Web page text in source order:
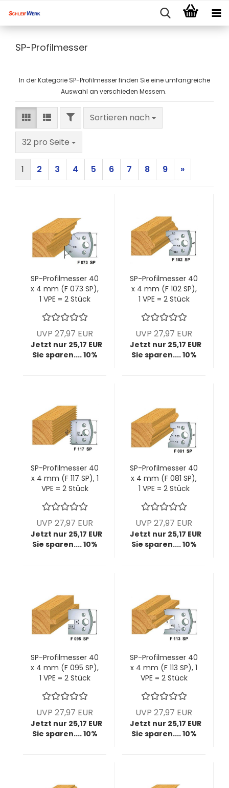
SP-Profilmesser
In der Kategorie SP-Profilmesser finden Sie eine umfangreiche
Auswahl an verschieden Messern.
FILTERSortieren nach
Sortieren nach
32 pro Seite
pro Seite
1 2 3 4 5 6 7 8 9 »
SP-Profilmesser 40
x 4 mm (F 073 SP),
1 VPE = 2 Stück
UVP 27,97 EUR
Jetzt nur 25,17 EUR
Sie sparen.... 10%
SP-Profilmesser 40
x 4 mm (F 102 SP),
1 VPE = 2 Stück
UVP 27,97 EUR
Jetzt nur 25,17 EUR
Sie sparen.... 10%
SP-Profilmesser 40
x 4 mm (F 117 SP), 1
VPE = 2 Stück
UVP 27,97 EUR
Jetzt nur 25,17 EUR
Sie sparen.... 10%
SP-Profilmesser 40
x 4 mm (F 081 SP),
1 VPE = 2 Stück
UVP 27,97 EUR
Jetzt nur 25,17 EUR
Sie sparen.... 10%
SP-Profilmesser 40
x 4 mm (F 095 SP),
1 VPE = 2 Stück
UVP 27,97 EUR
Jetzt nur 25,17 EUR
Sie sparen.... 10%
SP-Profilmesser 40
x 4 mm (F 113 SP), 1
VPE = 2 Stück
UVP 27,97 EUR
Jetzt nur 25,17 EUR
Sie sparen.... 10%